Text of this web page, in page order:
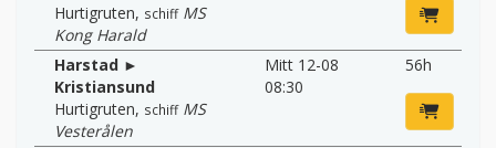
Hurtigruten, schiff MS
Kong Harald
Harstad ►
Kristiansund
Hurtigruten, schiff MS
Vesterålen
Mitt 12-08
08:30
56h